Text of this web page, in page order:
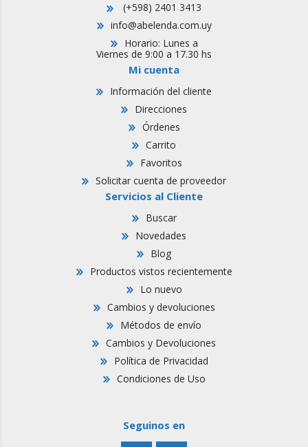
(+598) 2401 3413
info@abelenda.com.uy
Horario: Lunes a
Viernes de 9:00 a 17.30 hs
Mi cuenta
Información del cliente
Direcciones
Órdenes
Carrito
Favoritos
Solicitar cuenta de proveedor
Servicios al Cliente
Buscar
Novedades
Blog
Productos vistos recientemente
Lo nuevo
Cambios y devoluciones
Métodos de envío
Cambios y Devoluciones
Política de Privacidad
Condiciones de Uso
Seguinos en